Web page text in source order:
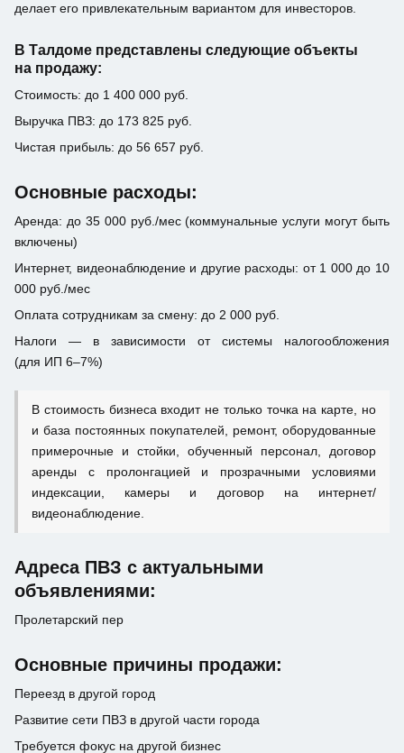
делает его привлекательным вариантом для инвесторов.
В Талдоме представлены следующие объекты
на продажу:
Стоимость: до 1 400 000 руб.
Выручка ПВЗ: до 173 825 руб.
Чистая прибыль: до 56 657 руб.
Основные расходы:
Аренда: до 35 000 руб./мес (коммунальные услуги могут быть
включены)
Интернет, видеонаблюдение и другие расходы: от 1 000 до 10
000 руб./мес
Оплата сотрудникам за смену: до 2 000 руб.
Налоги — в зависимости от системы налогообложения
(для ИП 6–7%)
В стоимость бизнеса входит не только точка на карте, но
и база постоянных покупателей, ремонт, оборудованные
примерочные и стойки, обученный персонал, договор
аренды с пролонгацией и прозрачными условиями
индексации, камеры и договор на интернет/
видеонаблюдение.
Адреса ПВЗ с актуальными
объявлениями:
Пролетарский пер
Основные причины продажи:
Переезд в другой город
Развитие сети ПВЗ в другой части города
Требуется фокус на другой бизнес